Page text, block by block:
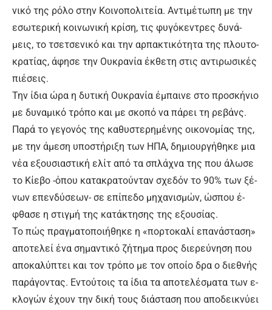
νι­κό της ρό­λο στην Κοι­νο­πο­λι­τεί­α. Α­ντι­μέ­τω­πη με την
ε­σω­τε­ρι­κή κοι­νω­νι­κή κρί­ση, τις φυ­γό­κε­ντρες δυ­νά­
μεις, το τσε­τσε­νι­κό και την αρ­πα­κτι­κό­τη­τα της πλου­το­
κρα­τί­ας, ά­φη­σε την Ου­κρα­νί­α έκ­θε­τη στις α­ντι­ρω­σι­κές
πιέ­σεις.
Την ί­δια ώ­ρα η δυ­τι­κή Ου­κρα­νί­α έ­μπαι­νε στο προ­σκή­νιο
με δυ­να­μι­κό τρό­πο και με σκο­πό να πά­ρει τη ρε­βάν­ς.
Πα­ρά το γε­γο­νός της κα­θυ­στε­ρη­μέ­νης οι­κο­νο­μί­ας της,
με την ά­με­ση υ­πο­στή­ρι­ξη των Η­ΠΑ, δη­μιουρ­γή­θη­κε μια
νέ­α ε­ξου­σια­στι­κή ε­λίτ α­πό τα σπλά­χνα της που ά­λω­σε
το Κί­ε­βο -ό­που κα­τα­κρα­τού­νταν σχε­δόν το 90% των ξέ­
νων ε­πεν­δύ­σε­ων- σε ε­πί­πε­δο μη­χα­νι­σμών, ώ­σπου έ­
φθα­σε η στιγ­μή της κα­τά­κτη­σης της ε­ξου­σί­ας.
Το πώς πραγ­μα­το­ποι­ή­θη­κε η «πορ­το­κα­λί ε­πα­νά­στα­ση»
α­πο­τε­λεί έ­να ση­μα­ντι­κό ζή­τη­μα προς διε­ρεύ­νη­ση που
α­πο­κα­λύ­πτει και τον τρό­πο με τον οποίο δρα ο διε­θνής
πα­ρά­γο­ντας. Ε­ντού­τοις τα ί­δια τα α­πο­τε­λέ­σμα­τα των ε­
κλο­γών έ­χουν την δι­κή τους διά­στα­ση που α­πο­δει­κνύ­ει